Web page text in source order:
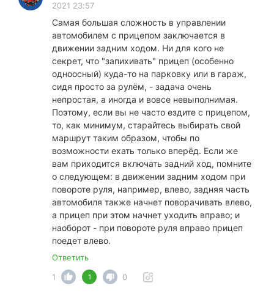
2021 23:57
Самая большая сложность в управлении
автомобилем с прицепом заключается в
движении задним ходом. Ни для кого не
секрет, что "запихивать" прицеп (особенно
одноосный) куда-то на парковку или в гараж,
сидя просто за рулём, - задача очень
непростая, а иногда и вовсе невыполнимая.
Поэтому, если вы не часто ездите с прицепом,
то, как минимум, старайтесь выбирать свой
маршрут таким образом, чтобы по
возможности ехать только вперёд. Если же
вам приходится включать задний ход, помните
о следующем: в движении задним ходом при
повороте руля, например, влево, задняя часть
автомобиля также начнет поворачивать влево,
а прицеп при этом начнет уходить вправо; и
наоборот - при повороте руля вправо прицеп
поедет влево.
Ответить
1
1 0